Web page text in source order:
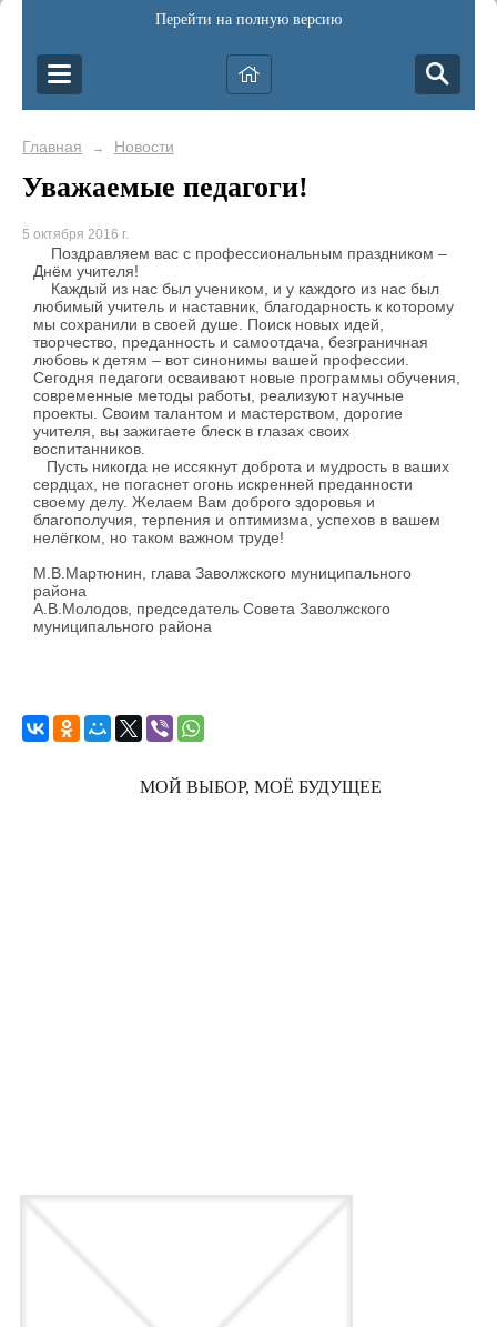
Перейти на полную версию
Главная → Новости
Уважаемые педагоги!
5 октября 2016 г.
Поздравляем вас с профессиональным праздником –
Днём учителя!
Каждый из нас был учеником, и у каждого из нас был
любимый учитель и наставник, благодарность к которому
мы сохранили в своей душе. Поиск новых идей,
творчество, преданность и самоотдача, безграничная
любовь к детям – вот синонимы вашей профессии.
Сегодня педагоги осваивают новые программы обучения,
современные методы работы, реализуют научные
проекты. Своим талантом и мастерством, дорогие
учителя, вы зажигаете блеск в глазах своих
воспитанников.
Пусть никогда не иссякнут доброта и мудрость в ваших
сердцах, не погаснет огонь искренней преданности
своему делу. Желаем Вам доброго здоровья и
благополучия, терпения и оптимизма, успехов в вашем
нелёгком, но таком важном труде!
М.В.Мартюнин, глава Заволжского муниципального
района
А.В.Молодов, председатель Совета Заволжского
муниципального района
МОЙ ВЫБОР, МОЁ БУДУЩЕЕ